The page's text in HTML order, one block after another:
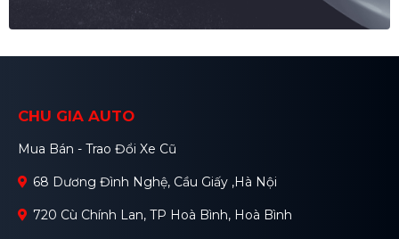
CHU GIA AUTO
Mua Bán - Trao Đổi Xe Cũ
68 Dương Đình Nghệ, Cầu Giấy ,Hà Nội
720 Cù Chính Lan, TP Hoà Bình, Hoà Bình